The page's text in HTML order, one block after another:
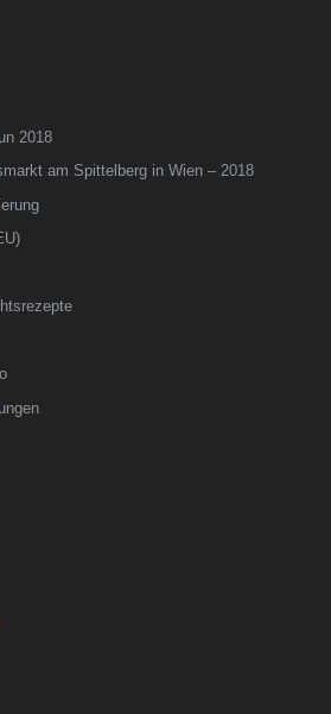
2018
am Spittelberg in Wien – 2018